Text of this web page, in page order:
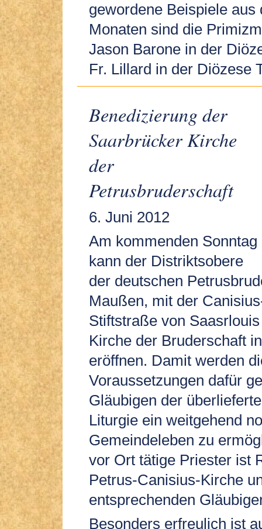
gewordene Beispiele aus
Monaten sind die
Jason Barone in der
Fr. Lillard in der Diözese
Benedizierung der
Saarbrücker Kirche
der
Petrusbruderschaft
6. Juni 2012
Am kommenden Sonntag
kann der Distriktsobere
der deutschen
Maußen, mit der
Stiftstraße von Saasrlouis
Kirche der Bruderschaft
eröffnen. Damit werden
Voraussetzungen dafür
Gläubigen der
Liturgie ein weitgehend
Gemeindeleben zu
vor Ort tätige Priester ist
Petrus-Canisius-Kirche
entsprechenden
Besonders erfreulich ist